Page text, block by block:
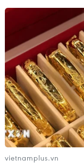
vietnamplus.vn